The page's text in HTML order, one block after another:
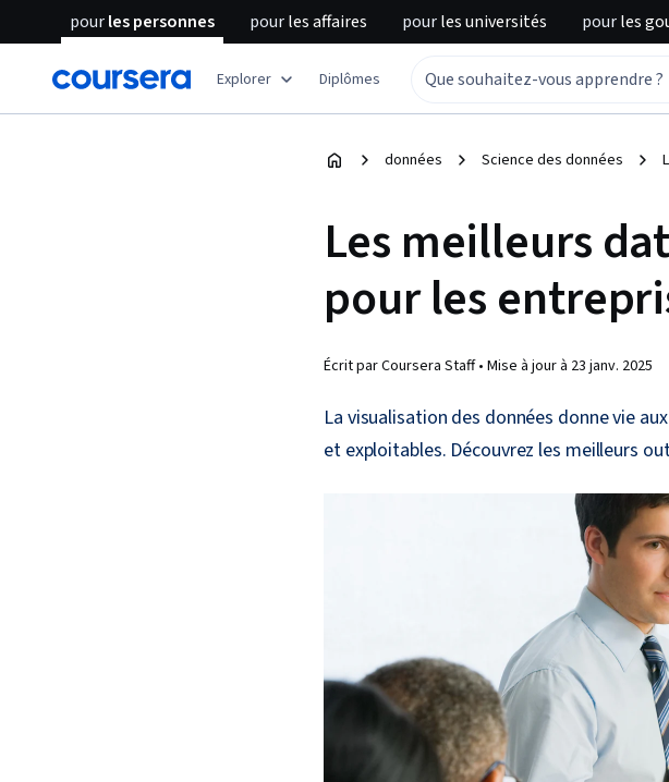
pourles personnes pourles affaires pourles universités pourles
Explorer Diplômes
données Science des données
Les meilleurs
pour les
Écrit par Coursera Staff • Mise à jour à 23 janv. 2025
La visualisation des données donne vie
et exploitables. Découvrez les meilleurs